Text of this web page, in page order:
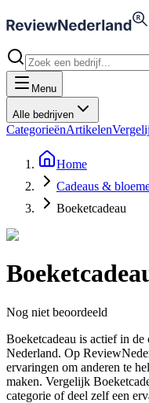
Menu
Alle bedrijven
CategorieënArtikelen
Home
Cadeaus &
Boeketcadeau
Nog niet beoordeeld
Boeketcadeau is actief in
Nederland. Op
ervaringen om anderen te
maken. Vergelijk
categorie of deel zelf een